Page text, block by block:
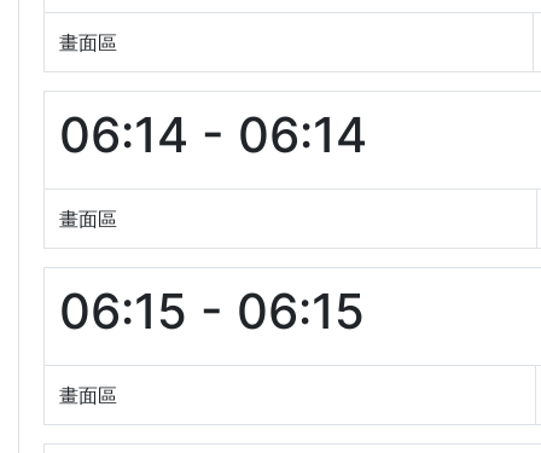
畫面區
06:14 - 06:14
畫面區
06:15 - 06:15
畫面區